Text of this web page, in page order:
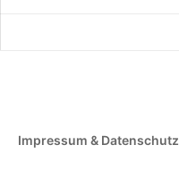
Impressum & Datenschutz